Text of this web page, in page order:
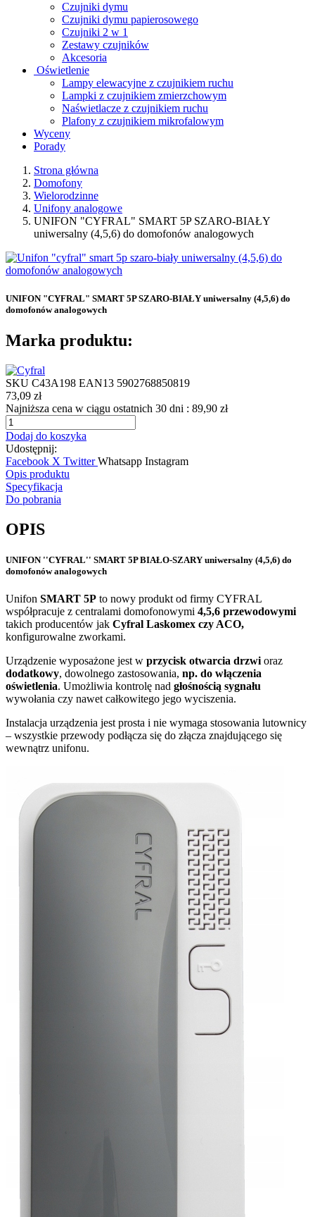
Czujniki dymu
Czujniki dymu papierosowego
Czujniki 2 w 1
Zestawy czujników
Akcesoria
Oświetlenie
Lampy elewacyjne z czujnikiem ruchu
Lampki z czujnikiem zmierzchowym
Naświetlacze z czujnikiem ruchu
Plafony z czujnikiem mikrofalowym
Wyceny
Porady
Strona główna
Domofony
Wielorodzinne
Unifony analogowe
UNIFON "CYFRAL" SMART 5P SZARO-BIAŁY
uniwersalny (4,5,6) do domofonów analogowych
UNIFON "CYFRAL" SMART 5P SZARO-BIAŁY uniwersalny (4,5,6) do
domofonów analogowych
Marka produktu:
SKU C43A198 EAN13 5902768850819
73,09 zł
Najniższa cena w ciągu ostatnich 30 dni : 89,90 zł
Dodaj do koszyka
Udostępnij:
Facebook X Twitter Whatsapp Instagram
Opis produktu
Specyfikacja
Do pobrania
OPIS
UNIFON ''CYFRAL'' SMART 5P BIAŁO-SZARY uniwersalny (4,5,6) do
domofonów analogowych
Unifon SMART 5P to nowy produkt od firmy CYFRAL
współpracuje z centralami domofonowymi 4,5,6 przewodowymi
takich producentów jak Cyfral Laskomex czy ACO,
konfigurowalne zworkami.
Urządzenie wyposażone jest w przycisk otwarcia drzwi oraz
dodatkowy, dowolnego zastosowania, np. do włączenia
oświetlenia. Umożliwia kontrolę nad głośnością sygnału
wywołania czy nawet całkowitego jego wyciszenia.
Instalacja urządzenia jest prosta i nie wymaga stosowania lutownicy
– wszystkie przewody podłącza się do złącza znajdującego się
wewnątrz unifonu.